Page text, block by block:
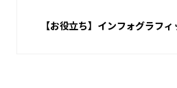
【お役立ち】インフォグラフ